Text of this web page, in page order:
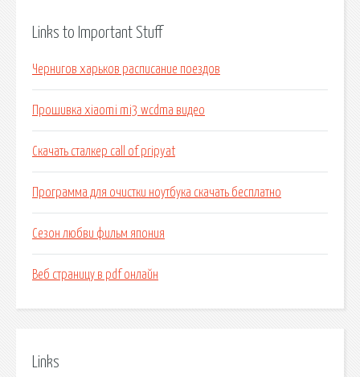
Links to Important Stuff
Чернигов харьков расписание поездов
Прошивка xiaomi mi3 wcdma видео
Скачать сталкер call of pripyat
Программа для очистки ноутбука скачать бесплатно
Сезон любви фильм япония
Веб страницу в pdf онлайн
Links